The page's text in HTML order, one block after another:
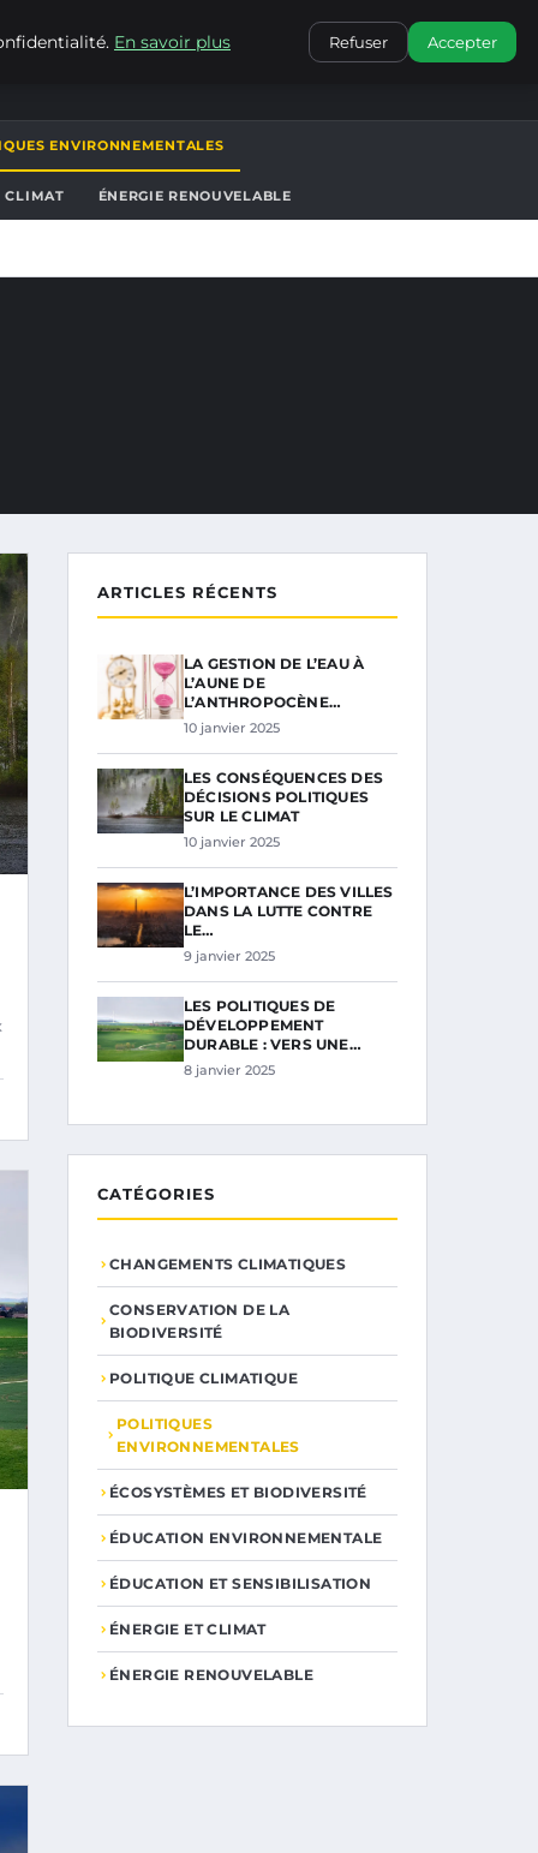
CONTACT
ENVIRONNEMENTALES
CLIMAT ÉNERGIE RENOUVELABLE
ARTICLES RÉCENTS
LA GESTION DE L’EAU À
L’AUNE DE
L’ANTHROPOCÈNE…
10 janvier 2025
LES CONSÉQUENCES DES
DÉCISIONS POLITIQUES
SUR LE CLIMAT
10 janvier 2025
L’IMPORTANCE DES VILLES
DANS LA LUTTE CONTRE
LE…
9 janvier 2025
LES POLITIQUES DE
DÉVELOPPEMENT
DURABLE : VERS UNE…
8 janvier 2025
CATÉGORIES
CHANGEMENTS CLIMATIQUES
CONSERVATION DE LA
BIODIVERSITÉ
POLITIQUE CLIMATIQUE
POLITIQUES
ENVIRONNEMENTALES
ÉCOSYSTÈMES ET BIODIVERSITÉ
ÉDUCATION ENVIRONNEMENTALE
ÉDUCATION ET SENSIBILISATION
ÉNERGIE ET CLIMAT
ÉNERGIE RENOUVELABLE
En savoir plus Refuser Accepter